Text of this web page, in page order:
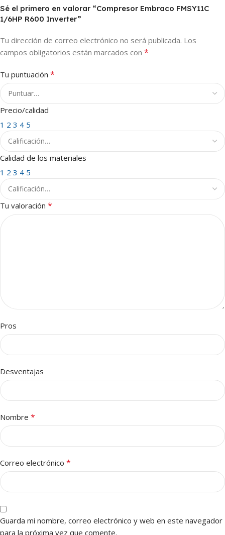
Sé el primero en valorar “Compresor Embraco FMSY11C
1/6HP R600 Inverter”
Tu dirección de correo electrónico no será publicada. Los
campos obligatorios están marcados con *
Tu puntuación *
Precio/calidad
1 2 3 4 5
Calidad de los materiales
1 2 3 4 5
Tu valoración *
Pros
Desventajas
Nombre *
Correo electrónico *
Guarda mi nombre, correo electrónico y web en este navegador
para la próxima vez que comente.